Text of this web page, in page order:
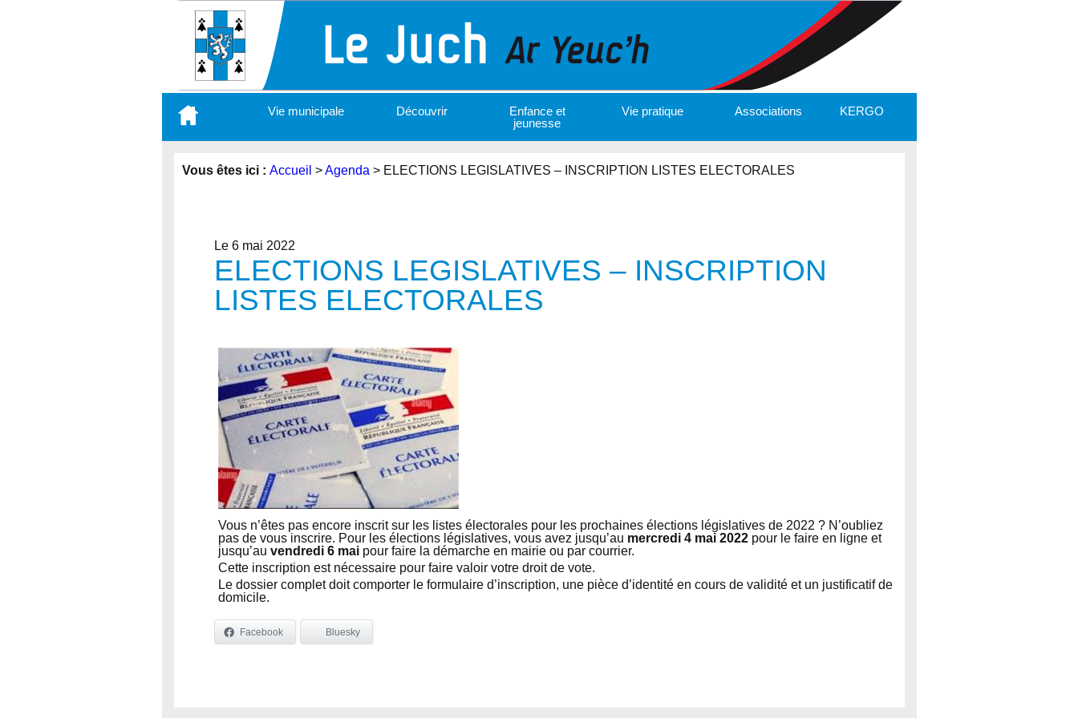
contenu
Vie municipale Découvrir
Enfance et
jeunesse
Vie pratique Associations KERGO
Vous êtes ici : Accueil >Agenda > ELECTIONS LEGISLATIVES – INSCRIPTION LISTES ELECTORALES
Le 6 mai 2022
ELECTIONS LEGISLATIVES – INSCRIPTION
LISTES ELECTORALES
Vous n’êtes pas encore inscrit sur les listes électorales pour les prochaines élections législatives de 2022 ? N’oubliez
pas de vous inscrire. Pour les élections législatives, vous avez jusqu’au mercredi 4 mai 2022pour le faire en ligne et
jusqu’au vendredi 6 maipour faire la démarche en mairie ou par courrier.
Cette inscription est nécessaire pour faire valoir votre droit de vote.
Le dossier complet doit comporter le formulaire d’inscription, une pièce d’identité en cours de validité et un justificatif de
domicile.
Facebook Bluesky